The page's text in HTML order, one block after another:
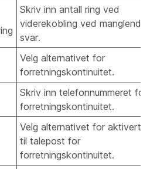
Skriv inn antall ring ved
viderekobling ved manglende
svar.
Velg alternativet for
forretningskontinuitet.
Skriv inn telefonnummeret for
forretningskontinuitet.
Velg alternativet for aktivert
til talepost for
forretningskontinuitet.